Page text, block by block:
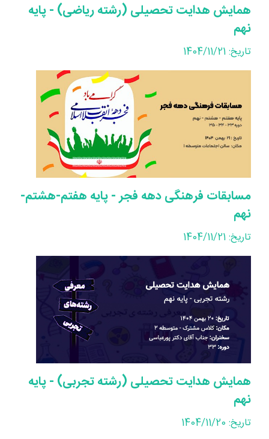
همایش هدایت تحصیلی (رشته ریاضی) - پایه
نهم
تاریخ: 1404/11/21
مسابقات فرهنگی دهه فجر - پایه هفتم-هشتم-
نهم
تاریخ: 1404/11/21
همایش هدایت تحصیلی (رشته تجربی) - پایه
نهم
تاریخ: 1404/11/20